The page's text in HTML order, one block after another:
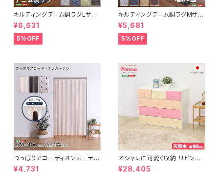
キルティングデニム調ラグLサイ
ズ(190x240cm)オールシーズ
ン、滑り止め付き、手洗い対応【D
erid-デリッド-】 DRG-L
¥6,631
5%OFF
キルティングデニム調ラグMサイ
ズ(185x185cm)オールシーズ
ン、滑り止め付き、手洗い対応【D
erid-デリッド-】 DRG-M
¥5,681
5%OFF
つっぱりアコーディオンカーテ
ン 100×174cm SH-16-TA
¥4,731
オシャレに可愛く収納 リビング
用ローチェスト 4段 幅90cm
¥28,405